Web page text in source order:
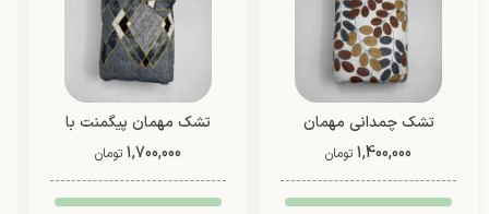
تشک چمدانی مهمان
(طرح 2)
1,400,000 تومان
تشک مهمان پیگمنت با
روبالشتی چهار کیلو (طرح
2)
1,700,000 تومان